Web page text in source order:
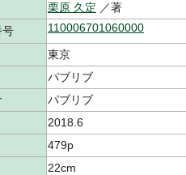
栗原 久定 ／著
号
110006701060000
東京
パブリブ
パブリブ
2018.6
479p
22cm